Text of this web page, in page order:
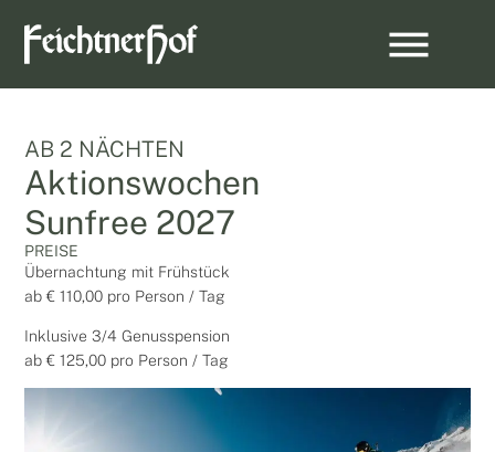
AB 2 NÄCHTEN
Aktionswochen
Sunfree 2027
PREISE
Übernachtung mit Frühstück
ab € 110,00 pro Person / Tag
Inklusive 3/4 Genusspension
ab € 125,00 pro Person / Tag